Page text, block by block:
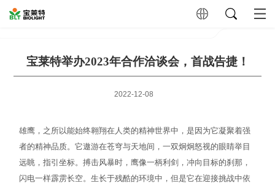
宝莱特举办2023年合作洽谈会，首战告捷！
2022-12-08
雄鹰，之所以能始终翱翔在人类的精神世界中，是因为它凝聚着强
者的精神品质。它遨游在苍穹与天地间，一双炯炯怒视的眼睛举目
远眺，指引坐标。搏击风暴时，鹰像一柄利剑，冲向目标的刹那，
闪电一样霹雳长空。生长于残酷的环境中，但是它在迎接挑战中依